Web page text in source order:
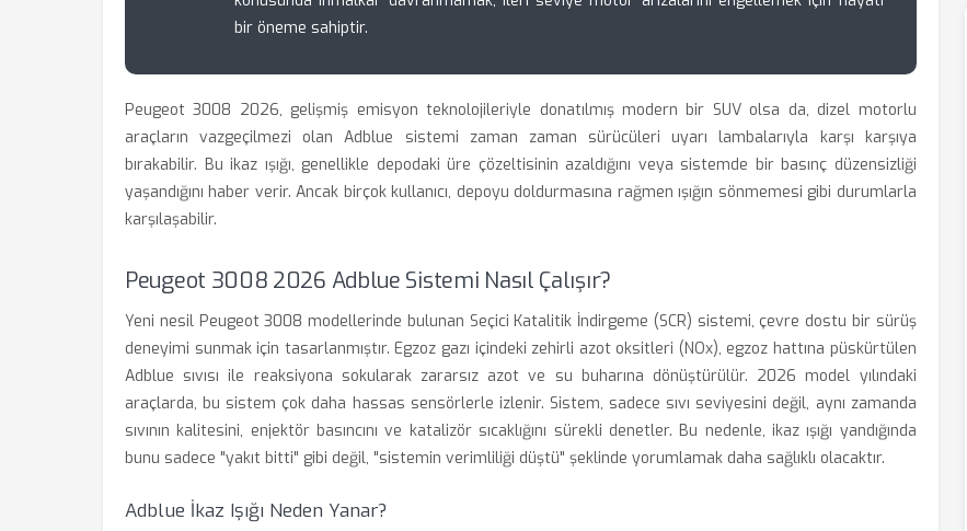
bir öneme sahiptir.
Peugeot 3008 2026, gelişmiş emisyon teknolojileriyle donatılmış modern bir SUV olsa da, dizel motorlu
araçların vazgeçilmezi olan Adblue sistemi zaman zaman sürücüleri uyarı lambalarıyla karşı karşıya
bırakabilir. Bu ikaz ışığı, genellikle depodaki üre çözeltisinin azaldığını veya sistemde bir basınç düzensizliği
yaşandığını haber verir. Ancak birçok kullanıcı, depoyu doldurmasına rağmen ışığın sönmemesi gibi durumlarla
karşılaşabilir.
Peugeot 3008 2026 Adblue Sistemi Nasıl Çalışır?
Yeni nesil Peugeot 3008 modellerinde bulunan Seçici Katalitik İndirgeme (SCR) sistemi, çevre dostu bir sürüş
deneyimi sunmak için tasarlanmıştır. Egzoz gazı içindeki zehirli azot oksitleri (NOx), egzoz hattına püskürtülen
Adblue sıvısı ile reaksiyona sokularak zararsız azot ve su buharına dönüştürülür. 2026 model yılındaki
araçlarda, bu sistem çok daha hassas sensörlerle izlenir. Sistem, sadece sıvı seviyesini değil, aynı zamanda
sıvının kalitesini, enjektör basıncını ve katalizör sıcaklığını sürekli denetler. Bu nedenle, ikaz ışığı yandığında
bunu sadece "yakıt bitti" gibi değil, "sistemin verimliliği düştü" şeklinde yorumlamak daha sağlıklı olacaktır.
Adblue İkaz Işığı Neden Yanar?